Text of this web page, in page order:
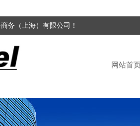
务（上海）有限公司！
网站首